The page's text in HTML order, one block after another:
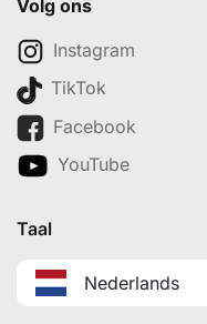
Volg ons
Instagram
TikTok
Facebook
YouTube
Taal
Nederlands